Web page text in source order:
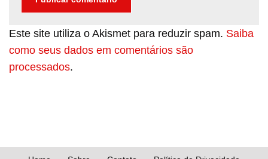
Este site utiliza o Akismet para reduzir spam. Saiba
como seus dados em comentários são
processados.